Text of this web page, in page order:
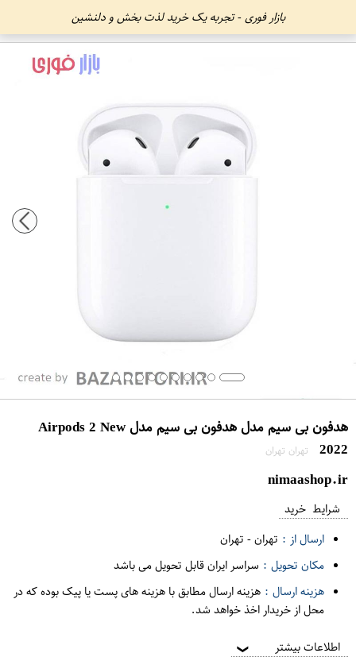
بازار فوری - تجربه یک خرید لذت بخش و دلنشین
هدفون بی سیم مدل هدفون بی سیم مدل Airpods 2 New
2022
تهران تهران
nimaashop.ir
شرایط خرید
ارسال از : تهران- تهران
مکان تحویل : سراسر ایران قابل تحویل می باشد
هزینه ارسال : هزینه ارسال مطابق با هزینه های پست یا پیک بوده که در
محل از خریدار اخذ خواهد شد.
اطلاعات بیشتر ❯